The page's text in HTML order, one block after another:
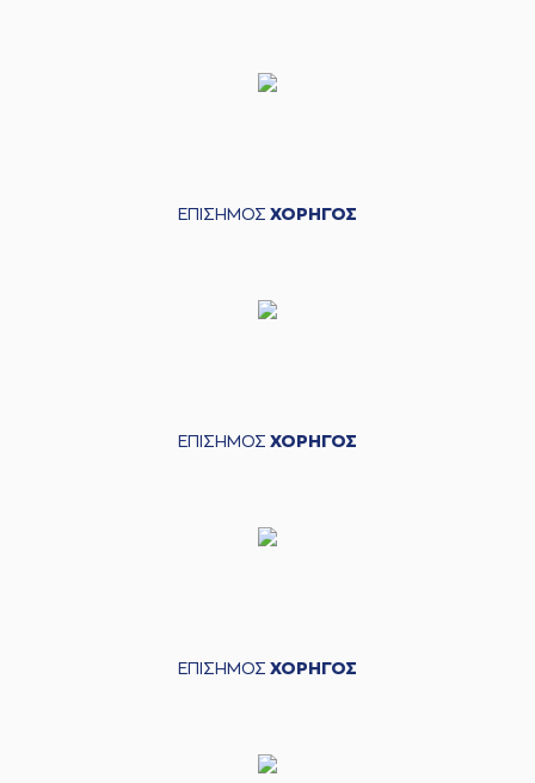
ΕΠΙΣΗΜΟΣ ΧΟΡΗΓΟΣ
ΕΠΙΣΗΜΟΣ ΧΟΡΗΓΟΣ
ΕΠΙΣΗΜΟΣ ΧΟΡΗΓΟΣ